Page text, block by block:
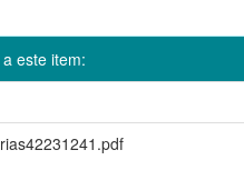
este item: